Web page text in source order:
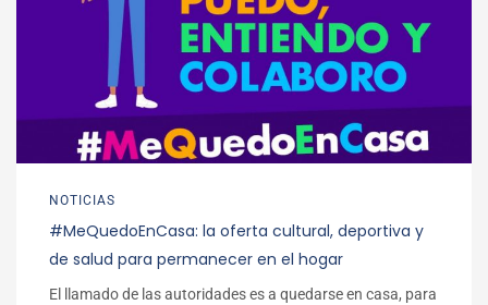
NOTICIAS
#MeQuedoEnCasa: la oferta cultural, deportiva y
de salud para permanecer en el hogar
El llamado de las autoridades es a quedarse en casa, para